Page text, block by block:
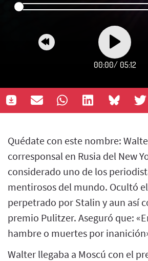
00:00/ 05:12
Quédate con este nombre:
corresponsal en Rusia del New
considerado uno de los
mentirosos del mundo. Ocultó
perpetrado por Stalin y aun así
premio Pulitzer. Aseguró que:
hambre o muertes por
Walter llegaba a Moscú con el